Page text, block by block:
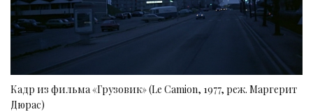
Кадр из фильма «Грузовик» (Le Camion, 1977, реж. Маргерит
Дюрас)